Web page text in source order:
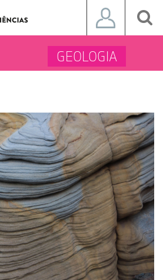
GEOLOGIA